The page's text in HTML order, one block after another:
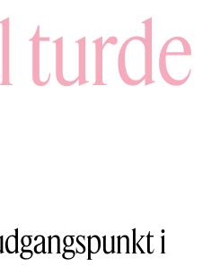
turde
i